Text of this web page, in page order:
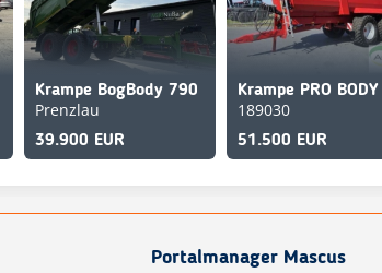
Krampe BogBody 790
Prenzlau
39.900 EUR
189030
51.500 EUR
Portalmanager Mascus